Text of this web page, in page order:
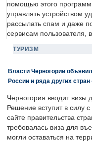
помощью этого
управлять устройством
рассылать спам и даже
сервисам пользователя,
ТУРИЗМ
Власти Черногории
России и ряда других стран
Черногория вводит визы
Решение вступит в силу
сайте правительства
требовалась виза для
могли оставаться на